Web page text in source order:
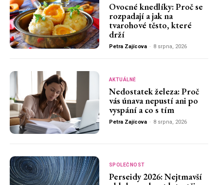
Ovocné knedlíky: Proč se
rozpadají a jak na
tvarohové těsto, které
drží
Petra Zajícova - 8 srpna, 2026
AKTUÁLNĚ
Nedostatek železa: Proč
vás únava nepustí ani po
vyspání a co s tím
Petra Zajícova - 8 srpna, 2026
SPOLEČNOST
Perseidy 2026: Nejtmavší